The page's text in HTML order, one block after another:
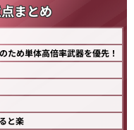
まとめ
ため単体高倍率武器を優先！
と楽